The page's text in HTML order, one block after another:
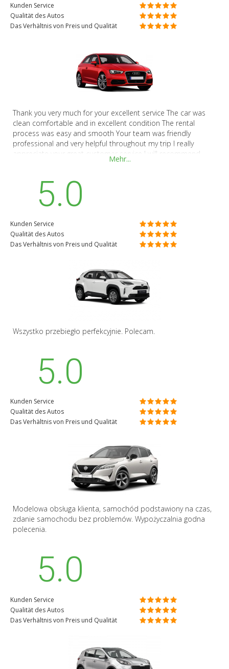
Kunden Service
Qualität des Autos
Das Verhältnis von Preis und Qualität
Thank you very much for your excellent service The car was
clean comfortable and in excellent condition The rental
process was easy and smooth Your team was friendly
professional and very helpful throughout my trip I really
appreciate your great customer service I will recommend
RentCars to my family and friends and I will be happy to rent
Mehr...
5.0
Kunden Service
Qualität des Autos
Das Verhältnis von Preis und Qualität
Wszystko przebiegło perfekcyjnie. Polecam.
5.0
Kunden Service
Qualität des Autos
Das Verhältnis von Preis und Qualität
Modelowa obsługa klienta, samochód podstawiony na czas,
zdanie samochodu bez problemów. Wypożyczalnia godna
polecenia.
5.0
Kunden Service
Qualität des Autos
Das Verhältnis von Preis und Qualität